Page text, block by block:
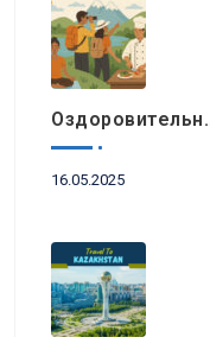
Оздоровительный Отдых, Знакомство С Природными Достопримечательностями И Гастрономический Туризм Возглавляют Список Туристических Трендов 2025 Года В Регионе EEMEA
16.05.2025